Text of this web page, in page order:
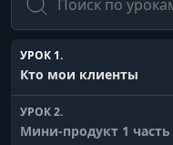
УРОК 1.
Кто мои клиенты
УРОК 2.
Мини-продукт 1 часть